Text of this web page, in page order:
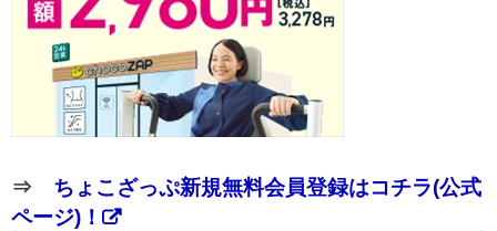
⇒ ちょこざっぷ新規無料会員登録はコチラ(公式
ページ)！